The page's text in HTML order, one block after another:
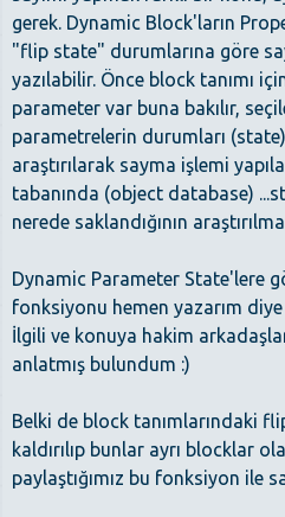
gerek. Dynamic Block'ların
"flip state" durumlarına göre
yazılabilir. Önce block tanımı
parameter var buna bakılır,
parametrelerin durumları
araştırılarak sayma işlemi
tabanında (object database)
nerede saklandığının
Dynamic Parameter State'lere
fonksiyonu hemen yazarım
İlgili ve konuya hakim
anlatmış bulundum :)
Belki de block tanımlarındaki
kaldırılıp bunlar ayrı blocklar
paylaştığımız bu fonksiyon ile